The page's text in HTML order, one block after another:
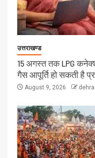
उत्तराखण्ड
15 अगस्त तक LPG
गैस आपूर्ति हो सकती है
August 9, 2026